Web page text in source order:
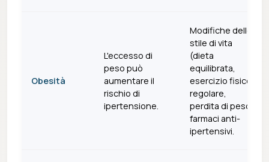
Obesità
L'eccesso di
peso può
aumentare il
rischio di
ipertensione.
Modifiche dello
stile di vita
(dieta
equilibrata,
esercizio fisico
regolare,
perdita di peso),
farmaci anti-
ipertensivi.